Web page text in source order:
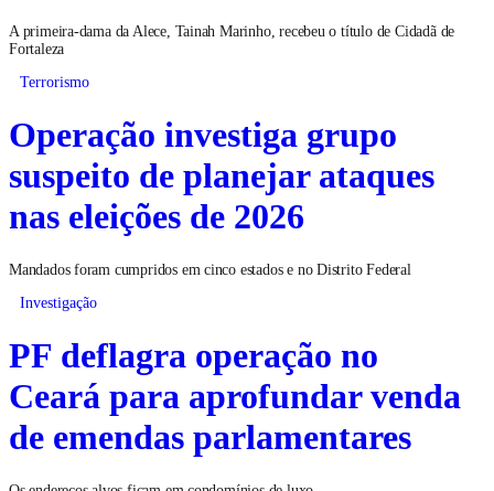
A primeira-dama da Alece, Tainah Marinho, recebeu o título de Cidadã de
Fortaleza
Terrorismo
Operação investiga grupo
suspeito de planejar ataques
nas eleições de 2026
Mandados foram cumpridos em cinco estados e no Distrito Federal
Investigação
PF deflagra operação no
Ceará para aprofundar venda
de emendas parlamentares